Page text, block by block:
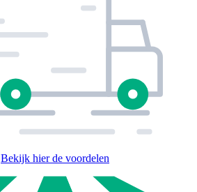
Bekijk hier de voordelen